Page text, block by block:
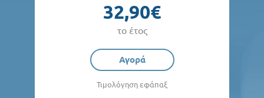
32,90€
το έτος
Αγορά
Τιμολόγηση εφάπαξ